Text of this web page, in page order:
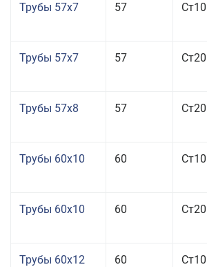
Трубы 57x7 57 Ст10
Трубы 57x7 57 Ст20
Трубы 57x8 57 Ст20
Трубы 60x10 60 Ст10
Трубы 60x10 60 Ст20
Трубы 60x12 60 Ст10